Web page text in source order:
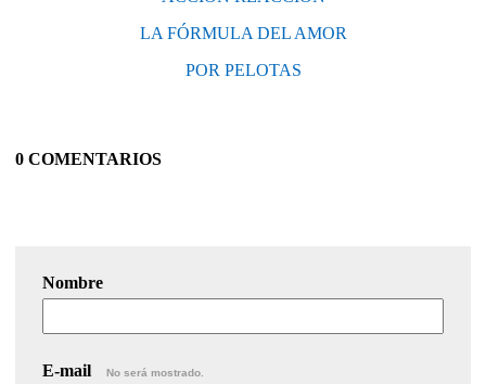
LA FÓRMULA DEL AMOR
POR PELOTAS
0 COMENTARIOS
Nombre
E-mail No será mostrado.